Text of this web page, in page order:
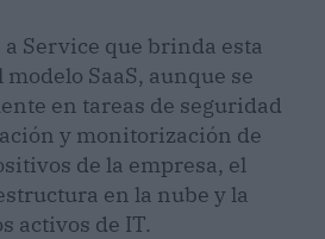
a Service que brinda esta
SaaS, aunque se
en tareas de seguridad
y monitorización de
de la empresa, el
en la nube y la
activos de IT.